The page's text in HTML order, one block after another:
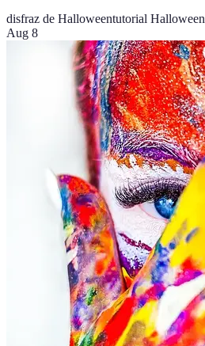
disfraz de Halloweentutorial Halloween
Aug 8